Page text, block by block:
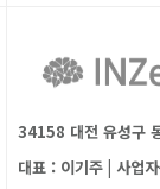
34158 대전 유성구
대표 : 이기주 | 사업